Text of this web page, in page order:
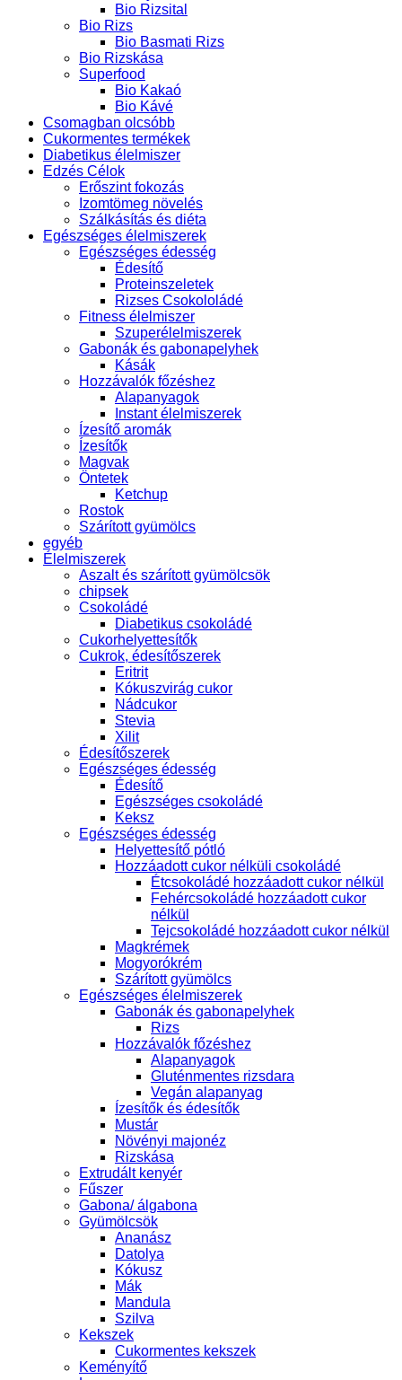
Bio Rizsital
Bio Rizs
Bio Basmati Rizs
Bio Rizskása
Superfood
Bio Kakaó
Bio Kávé
Csomagban olcsóbb
Cukormentes termékek
Diabetikus élelmiszer
Edzés Célok
Erőszint fokozás
Izomtömeg növelés
Szálkásítás és diéta
Egészséges élelmiszerek
Egészséges édesség
Édesítő
Proteinszeletek
Rizses Csokololádé
Fitness élelmiszer
Szuperélelmiszerek
Gabonák és gabonapelyhek
Kásák
Hozzávalók főzéshez
Alapanyagok
Instant élelmiszerek
Ízesítő aromák
Ízesítők
Magvak
Öntetek
Ketchup
Rostok
Szárított gyümölcs
egyéb
Élelmiszerek
Aszalt és szárított gyümölcsök
chipsek
Csokoládé
Diabetikus csokoládé
Cukorhelyettesítők
Cukrok, édesítőszerek
Eritrit
Kókuszvirág cukor
Nádcukor
Stevia
Xilit
Édesítőszerek
Egészséges édesség
Édesítő
Egészséges csokoládé
Keksz
Egészséges édesség
Helyettesítő pótló
Hozzáadott cukor nélküli csokoládé
Étcsokoládé hozzáadott cukor nélkül
Fehércsokoládé hozzáadott cukor
nélkül
Tejcsokoládé hozzáadott cukor nélkül
Magkrémek
Mogyorókrém
Szárított gyümölcs
Egészséges élelmiszerek
Gabonák és gabonapelyhek
Rizs
Hozzávalók főzéshez
Alapanyagok
Gluténmentes rizsdara
Vegán alapanyag
Ízesítők és édesítők
Mustár
Növényi majonéz
Rizskása
Extrudált kenyér
Fűszer
Gabona/ álgabona
Gyümölcsök
Ananász
Datolya
Kókusz
Mák
Mandula
Szilva
Kekszek
Cukormentes kekszek
Keményítő